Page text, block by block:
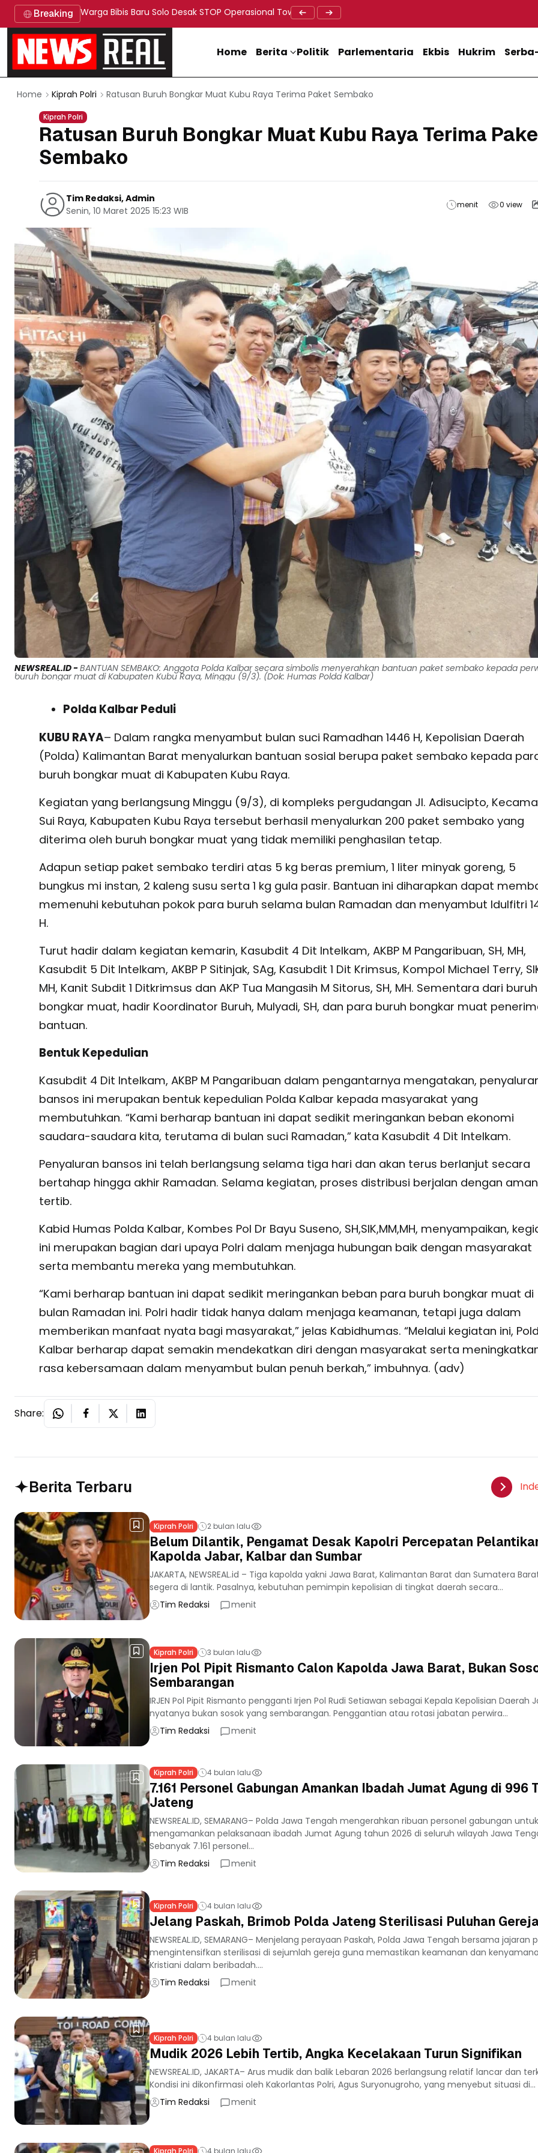
Breaking Warga Bibis Baru Solo Desak STOP Operasional Tower BTS, Diwa : Nyawa dan Keselamatan Warga Lebih
Doa Lintas Agama Perkuat Semangat Persatuan Jelang
Home Berita Politik Parlementaria Ekbis Hukrim
Home Kiprah Polri Ratusan Buruh Bongkar Muat Kubu Raya Terima Paket Sembako
Kiprah Polri
Ratusan Buruh Bongkar Muat Kubu Raya Terima
Sembako
Tim Redaksi, Admin
Senin, 10 Maret 2025 15:23 WIB
menit 0view
NEWSREAL.ID -BANTUAN SEMBAKO: Anggota Polda Kalbar secara simbolis menyerahkan bantuan paket sembako kepada
buruh bongar muat di Kabupaten Kubu Raya, Minggu (9/3). (Dok: Humas Polda Kalbar)
Polda Kalbar Peduli
KUBU RAYA– Dalam rangka menyambut bulan suci Ramadhan 1446 H, Kepolisian Daerah
(Polda) Kalimantan Barat menyalurkan bantuan sosial berupa paket sembako kepada
buruh bongkar muat di Kabupaten Kubu Raya.
Kegiatan yang berlangsung Minggu (9/3), di kompleks pergudangan Jl. Adisucipto,
Sui Raya, Kabupaten Kubu Raya tersebut berhasil menyalurkan 200 paket sembako yang
diterima oleh buruh bongkar muat yang tidak memiliki penghasilan tetap.
Adapun setiap paket sembako terdiri atas 5 kg beras premium, 1 liter minyak goreng, 5
bungkus mi instan, 2 kaleng susu serta 1 kg gula pasir. Bantuan ini diharapkan dapat
memenuhi kebutuhan pokok para buruh selama bulan Ramadan dan menyambut Idulfitri
H.
Turut hadir dalam kegiatan kemarin, Kasubdit 4 Dit Intelkam, AKBP M Pangaribuan, SH, MH,
Kasubdit 5 Dit Intelkam, AKBP P Sitinjak, SAg, Kasubdit 1 Dit Krimsus, Kompol Michael Terry,
MH, Kanit Subdit 1 Ditkrimsus dan AKP Tua Mangasih M Sitorus, SH, MH. Sementara dari buruh
bongkar muat, hadir Koordinator Buruh, Mulyadi, SH, dan para buruh bongkar muat
bantuan.
Bentuk Kepedulian
Kasubdit 4 Dit Intelkam, AKBP M Pangaribuan dalam pengantarnya mengatakan,
bansos ini merupakan bentuk kepedulian Polda Kalbar kepada masyarakat yang
membutuhkan. “Kami berharap bantuan ini dapat sedikit meringankan beban ekonomi
saudara-saudara kita, terutama di bulan suci Ramadan,” kata Kasubdit 4 Dit Intelkam.
Penyaluran bansos ini telah berlangsung selama tiga hari dan akan terus berlanjut secara
bertahap hingga akhir Ramadan. Selama kegiatan, proses distribusi berjalan dengan
tertib.
Kabid Humas Polda Kalbar, Kombes Pol Dr Bayu Suseno, SH,SIK,MM,MH, menyampaikan,
ini merupakan bagian dari upaya Polri dalam menjaga hubungan baik dengan masyarakat
serta membantu mereka yang membutuhkan.
“Kami berharap bantuan ini dapat sedikit meringankan beban para buruh bongkar muat di
bulan Ramadan ini. Polri hadir tidak hanya dalam menjaga keamanan, tetapi juga dalam
memberikan manfaat nyata bagi masyarakat,” jelas Kabidhumas. “Melalui kegiatan ini,
Kalbar berharap dapat semakin mendekatkan diri dengan masyarakat serta
rasa kebersamaan dalam menyambut bulan penuh berkah,” imbuhnya. (adv)
Share:
Berita Terbaru
Kiprah Polri 2 bulan lalu
Belum Dilantik, Pengamat Desak Kapolri Percepatan
Kapolda Jabar, Kalbar dan Sumbar
JAKARTA, NEWSREAL.id – Tiga kapolda yakni Jawa Barat, Kalimantan Barat dan Sumatera
segera di lantik. Pasalnya, kebutuhan pemimpin kepolisian di tingkat daerah secara...
Tim Redaksi
menit
Kiprah Polri 3 bulan lalu
Irjen Pol Pipit Rismanto Calon Kapolda Jawa Barat, Bukan
Sembarangan
IRJEN Pol Pipit Rismanto pengganti Irjen Pol Rudi Setiawan sebagai Kepala Kepolisian Daerah
nyatanya bukan sosok yang sembarangan. Penggantian atau rotasi jabatan perwira...
Tim Redaksi
menit
Kiprah Polri 4 bulan lalu
7.161 Personel Gabungan Amankan Ibadah Jumat Agung di 996
Jateng
NEWSREAL.ID, SEMARANG– Polda Jawa Tengah mengerahkan ribuan personel gabungan untuk
mengamankan pelaksanaan ibadah Jumat Agung tahun 2026 di seluruh wilayah Jawa
Sebanyak 7.161 personel...
Tim Redaksi
menit
Kiprah Polri 4 bulan lalu
Jelang Paskah, Brimob Polda Jateng Sterilisasi Puluhan
NEWSREAL.ID, SEMARANG– Menjelang perayaan Paskah, Polda Jawa Tengah bersama jajaran
mengintensifkan sterilisasi di sejumlah gereja guna memastikan keamanan dan
Kristiani dalam beribadah....
Tim Redaksi
menit
Kiprah Polri 4 bulan lalu
Mudik 2026 Lebih Tertib, Angka Kecelakaan Turun Signifikan
NEWSREAL.ID, JAKARTA– Arus mudik dan balik Lebaran 2026 berlangsung relatif lancar dan
Kondisi ini dikonfirmasi oleh Kakorlantas Polri, Agus Suryonugroho, yang menyebut situasi di...
Tim Redaksi
menit
Kiprah Polri 4 bulan lalu